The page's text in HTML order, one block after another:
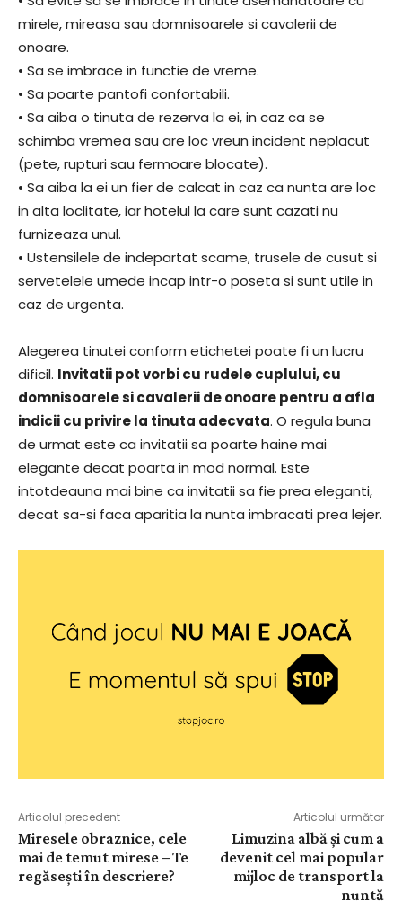
mirele, mireasa sau domnisoarele si cavalerii de
onoare.
• Sa se imbrace in functie de vreme.
• Sa poarte pantofi confortabili.
• Sa aiba o tinuta de rezerva la ei, in caz ca se
schimba vremea sau are loc vreun incident neplacut
(pete, rupturi sau fermoare blocate).
• Sa aiba la ei un fier de calcat in caz ca nunta are loc
in alta loclitate, iar hotelul la care sunt cazati nu
furnizeaza unul.
• Ustensilele de indepartat scame, trusele de cusut si
servetelele umede incap intr-o poseta si sunt utile in
caz de urgenta.
Alegerea tinutei conform etichetei poate fi un lucru
dificil. Invitatii pot vorbi cu rudele cuplului, cu
domnisoarele si cavalerii de onoare pentru a afla
indicii cu privire la tinuta adecvata. O regula buna
de urmat este ca invitatii sa poarte haine mai
elegante decat poarta in mod normal. Este
intotdeauna mai bine ca invitatii sa fie prea eleganti,
decat sa-si faca aparitia la nunta imbracati prea lejer.
Articolul precedent
Miresele obraznice, cele
mai de temut mirese – Te
regăsești în descriere?
Articolul următor
Limuzina albă și cum a
devenit cel mai popular
mijloc de transport la
nuntă